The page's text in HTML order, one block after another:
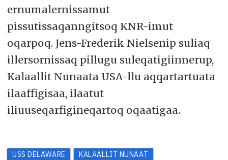
ernumalernissamut
pissutissaqanngitsoq KNR-imut
oqarpoq. Jens-Frederik Nielsenip suliaq
illersornissaq pillugu suleqatigiinnerup,
Kalaallit Nunaata USA-llu aqqartartuata
ilaaffigisaa, ilaatut
iliuuseqarfigineqartoq oqaatigaa.
USS DELAWARE
KALAALLIT NUNAAT